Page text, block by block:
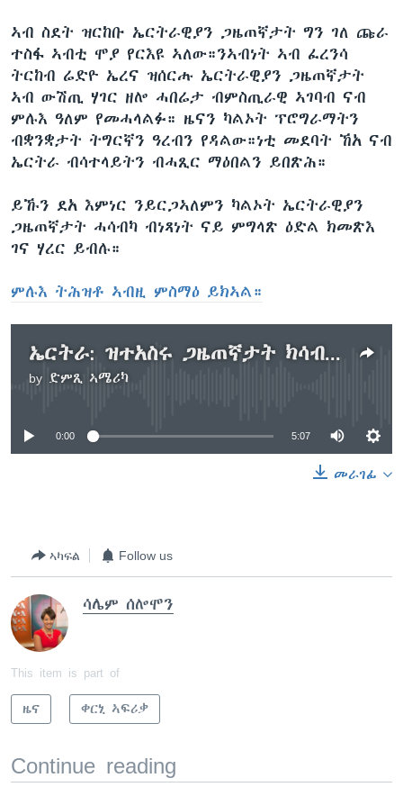
ኣብ ስደት ዝርከቡ ኤርትራዊያን ጋዜጠኛታት ግን ገለ ጩራ
ተስፋ ኣብቲ ሞያ የርእዩ ኣለው።ንኣብነት ኣብ ፈረንሳ
ትርከብ ሬድዮ ኤረና ዝሰርሑ ኤርትራዊያን ጋዜጠኛታት
ኣብ ውሽጢ ሃገር ዘሎ ሓበሬታ ብምስጢራዊ ኣገባብ ናብ
ምሉእ ዓለም የመሓላልፉ። ዜናን ካልኦት ፕሮግራማትን
ብቋንቋታት ትግርኛን ዓረብን የዳልው።ነቲ መደባት ኸአ ናብ
ኤርትራ ብሳተላይትን ብሓጺር ማዕበልን ይበጽሕ።
ይኹን ደአ እምነር ንይርጋኣለምን ካልኦት ኤርትራዊያን
ጋዜጠኛታት ሓሳብካ ብነጻነት ናይ ምግላጽ ዕድል ክመጽእ
ገና ሃረር ይብሉ።
ምሉእ ትሕዝቶ ኣብዚ ምስማዕ ይክኣል።
ኤርትራ: ዝተአስሩ ጋዜጠኛታት ክሳብ ሕጂ ተዳጒኖም ይርከቡ
by ድምጺ ኣሜሪካ
No media source currently available
0:00 5:07
መራገፊ
ኣካፍል Follow us
ሳሌም ሰሎሞን
This item is part of
ዜና ቀርኒ ኣፍሪቃ
Continue reading